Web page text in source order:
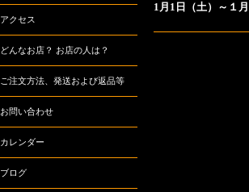
1月1日（土）～１
アクセス
どんなお店？ お店の人は？
ご注文方法、発送および返品等
お問い合わせ
カレンダー
ブログ